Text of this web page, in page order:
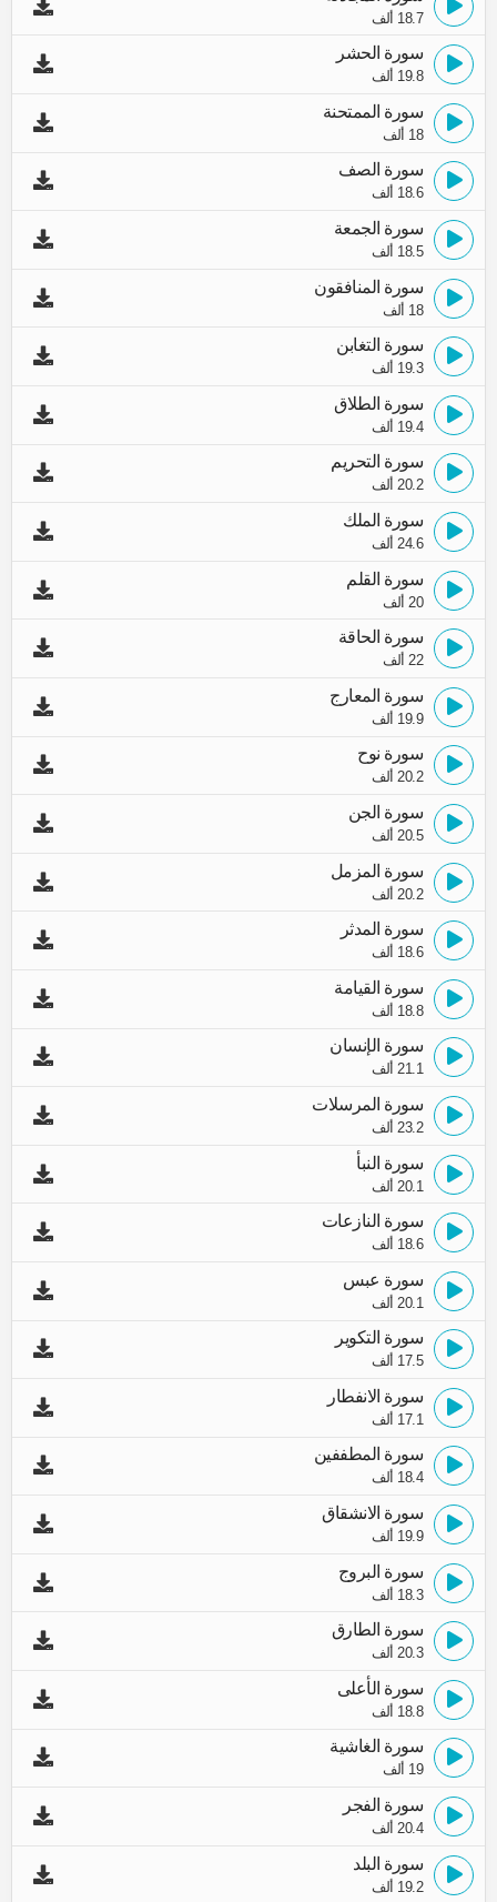
18.7 ألف
سورة الحشر
19.8 ألف
سورة الممتحنة
18 ألف
سورة الصف
18.6 ألف
سورة الجمعة
18.5 ألف
سورة المنافقون
18 ألف
سورة التغابن
19.3 ألف
سورة الطلاق
19.4 ألف
سورة التحريم
20.2 ألف
سورة الملك
24.6 ألف
سورة القلم
20 ألف
سورة الحاقة
22 ألف
سورة المعارج
19.9 ألف
سورة نوح
20.2 ألف
سورة الجن
20.5 ألف
سورة المزمل
20.2 ألف
سورة المدثر
18.6 ألف
سورة القيامة
18.8 ألف
سورة الإنسان
21.1 ألف
سورة المرسلات
23.2 ألف
سورة النبأ
20.1 ألف
سورة النازعات
18.6 ألف
سورة عبس
20.1 ألف
سورة التكوير
17.5 ألف
سورة الانفطار
17.1 ألف
سورة المطففين
18.4 ألف
سورة الانشقاق
19.9 ألف
سورة البروج
18.3 ألف
سورة الطارق
20.3 ألف
سورة الأعلى
18.8 ألف
سورة الغاشية
19 ألف
سورة الفجر
20.4 ألف
سورة البلد
19.2 ألف